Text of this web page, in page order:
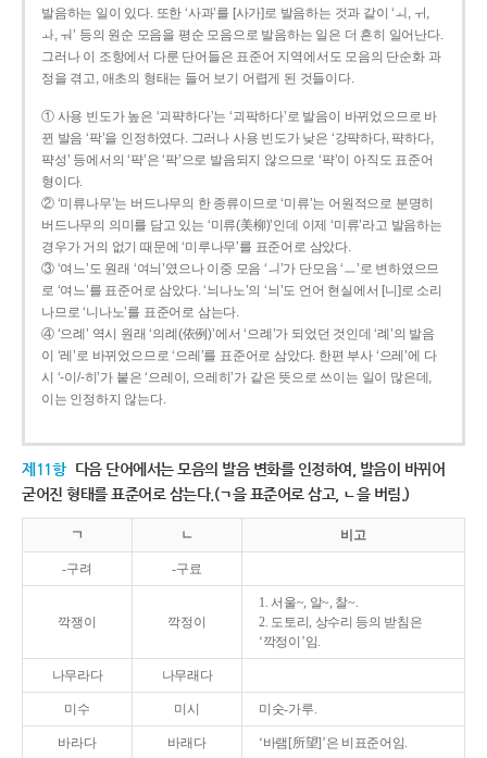
발음하는 일이 있다. 또한 ‘사과’를 [사가]로 발음하는 것과 같이 ‘ㅚ, ㅟ,
ㅘ, ㅝ’ 등의 원순 모음을 평순 모음으로 발음하는 일은 더 흔히 일어난다.
그러나 이 조항에서 다룬 단어들은 표준어 지역에서도 모음의 단순화 과
정을 겪고, 애초의 형태는 들어 보기 어렵게 된 것들이다.
① 사용 빈도가 높은 ‘괴퍅하다’는 ‘괴팍하다’로 발음이 바뀌었으므로 바
뀐 발음 ‘팍’을 인정하였다. 그러나 사용 빈도가 낮은 ‘강퍅하다, 퍅하다,
퍅성’ 등에서의 ‘퍅’은 ‘팍’으로 발음되지 않으므로 ‘퍅’이 아직도 표준어
형이다.
② ‘미류나무’는 버드나무의 한 종류이므로 ‘미류’는 어원적으로 분명히
버드나무의 의미를 담고 있는 ‘미류(美柳)’인데 이제 ‘미류’라고 발음하는
경우가 거의 없기 때문에 ‘미루나무’를 표준어로 삼았다.
③ ‘여느’도 원래 ‘여늬’였으나 이중 모음 ‘ㅢ’가 단모음 ‘ㅡ’로 변하였으므
로 ‘여느’를 표준어로 삼았다. ‘늬나노’의 ‘늬’도 언어 현실에서 [니]로 소리
나므로 ‘니나노’를 표준어로 삼는다.
④ ‘으례’ 역시 원래 ‘의례(依例)’에서 ‘으례’가 되었던 것인데 ‘례’의 발음
이 ‘레’로 바뀌었으므로 ‘으레’를 표준어로 삼았다. 한편 부사 ‘으레’에 다
시 ‘-이/-히’가 붙은 ‘으레이, 으레히’가 같은 뜻으로 쓰이는 일이 많은데,
이는 인정하지 않는다.
제11항 다음 단어에서는 모음의 발음 변화를 인정하여, 발음이 바뀌어
굳어진 형태를 표준어로 삼는다.(ㄱ을 표준어로 삼고, ㄴ을 버림.)
ㄱ ㄴ 비고
-구려 -구료
깍쟁이 깍정이
1. 서울~, 알~, 찰~.
2. 도토리, 상수리 등의 받침은
‘깍정이’임.
나무라다 나무래다
미수 미시 미숫-가루.
바라다 바래다 ‘바램[所望]’은 비표준어임.